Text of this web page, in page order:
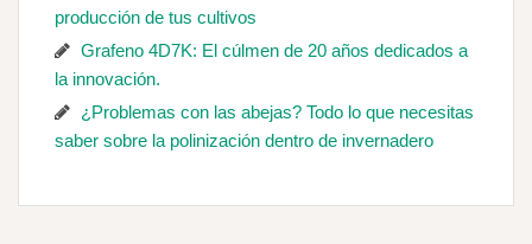
producción de tus cultivos
Grafeno 4D7K: El cúlmen de 20 años dedicados a
la innovación.
¿Problemas con las abejas? Todo lo que necesitas
saber sobre la polinización dentro de invernadero